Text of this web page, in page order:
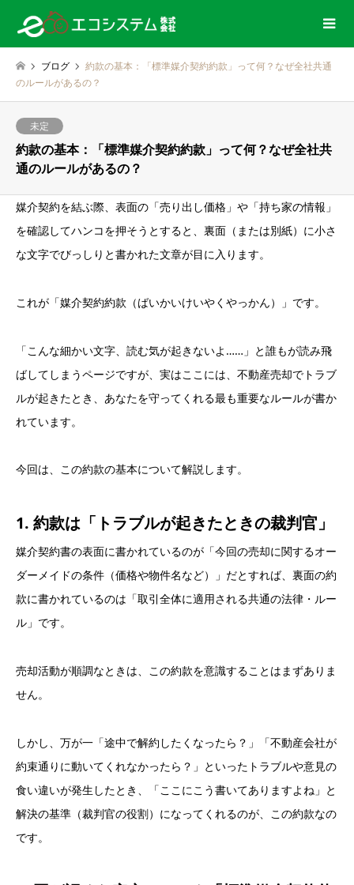
ブログ
約款の基本：「標準媒介契約約款」って何？なぜ全社共通
のルールがあるの？
未定
約款の基本：「標準媒介契約約款」って何？なぜ全社共
通のルールがあるの？
媒介契約を結ぶ際、表面の「売り出し価格」や「持ち家の情報」
を確認してハンコを押そうとすると、裏面（または別紙）に小さ
な文字でびっしりと書かれた文章が目に入ります。
これが「媒介契約約款（ばいかいけいやくやっかん）」です。
「こんな細かい文字、読む気が起きないよ……」と誰もが読み飛
ばしてしまうページですが、実はここには、不動産売却でトラブ
ルが起きたとき、あなたを守ってくれる最も重要なルールが書か
れています。
今回は、この約款の基本について解説します。
1. 約款は「トラブルが起きたときの裁判官」
媒介契約書の表面に書かれているのが「今回の売却に関するオー
ダーメイドの条件（価格や物件名など）」だとすれば、裏面の約
款に書かれているのは「取引全体に適用される共通の法律・ルー
ル」です。
売却活動が順調なときは、この約款を意識することはまずありま
せん。
しかし、万が一「途中で解約したくなったら？」「不動産会社が
約束通りに動いてくれなかったら？」といったトラブルや意見の
食い違いが発生したとき、「ここにこう書いてありますよね」と
解決の基準（裁判官の役割）になってくれるのが、この約款なの
です。